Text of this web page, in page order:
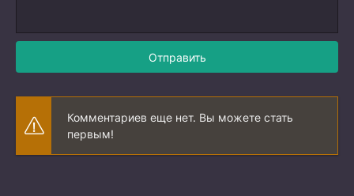
Отправить
Комментариев еще нет. Вы можете стать
первым!